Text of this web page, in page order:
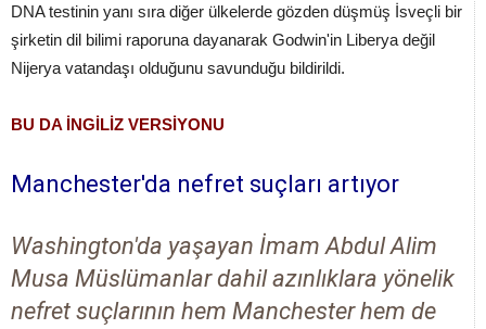
DNA testinin yanı sıra diğer ülkelerde gözden düşmüş İsveçli bir
şirketin dil bilimi raporuna dayanarak Godwin'in Liberya değil
Nijerya vatandaşı olduğunu savunduğu bildirildi.
BU DA İNGİLİZ VERSİYONU
Manchester'da nefret suçları artıyor
Washington'da yaşayan İmam Abdul Alim
Musa Müslümanlar dahil azınlıklara yönelik
nefret suçlarının hem Manchester hem de